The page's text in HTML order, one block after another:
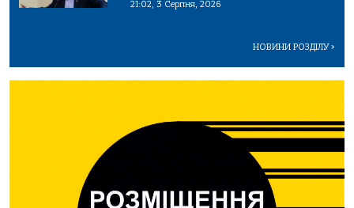
21:02, 3 Серпня, 2026
НОВИНИ РОЗДІЛУ>